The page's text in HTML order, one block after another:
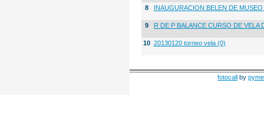
8 INAUGURACION BELEN DE
9 R DE P BALANCE CURSO DE VELA
10 20130120 torneo vela (0)
fotocall by